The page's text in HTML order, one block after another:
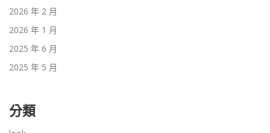
2026 年 2 月
2026 年 1 月
2025 年 6 月
2025 年 5 月
分類